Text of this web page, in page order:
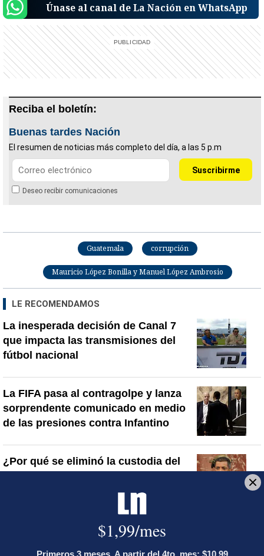
Únase al canal de La Nación en WhatsApp
Reciba el boletín:
Buenas tardes Nación
El resumen de noticias más completo del día, a las 5 p.m
Deseo recibir comunicaciones
Guatemala corrupción
Mauricio López Bonilla y Manuel López Ambrosio
LE RECOMENDAMOS
La inesperada decisión de Canal 7
que impacta las transmisiones del
fútbol nacional
La FIFA pasa al contragolpe y lanza
sorprendente comunicado en medio
de las presiones contra Infantino
¿Por qué se eliminó la custodia del
Anexión? Carlo Díaz, fiscal general,
Artículos de tendencia